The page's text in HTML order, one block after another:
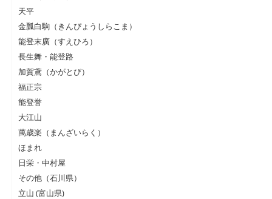
天平
金瓢白駒（きんぴょうしらこま）
能登末廣（すえひろ）
長生舞・能登路
加賀鳶（かがとび）
福正宗
能登誉
大江山
萬歳楽（まんざいらく）
ほまれ
日栄・中村屋
その他（石川県）
立山 (富山県)